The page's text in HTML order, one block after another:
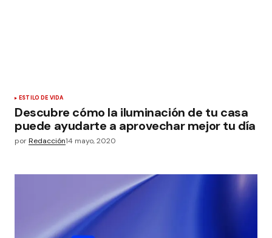
ESTILO DE VIDA
Descubre cómo la iluminación de tu casa
puede ayudarte a aprovechar mejor tu día
porRedacción14 mayo, 2020